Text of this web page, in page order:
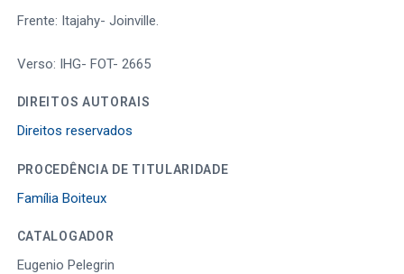
Frente: Itajahy- Joinville.
Verso: IHG- FOT- 2665
DIREITOS AUTORAIS
Direitos reservados
PROCEDÊNCIA DE TITULARIDADE
Família Boiteux
CATALOGADOR
Eugenio Pelegrin